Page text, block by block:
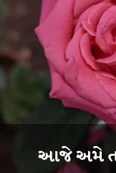
આજે અમે